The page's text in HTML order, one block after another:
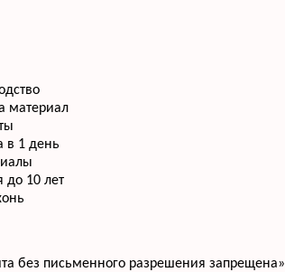
материал
в 1 день
до 10 лет
без письменного разрешения запрещена»